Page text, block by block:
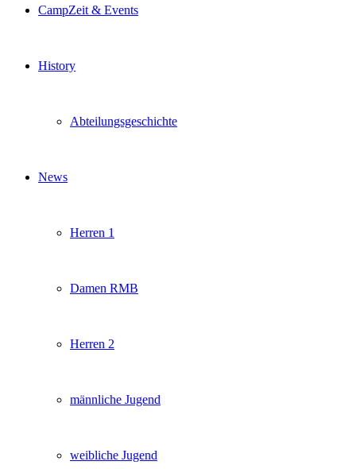
CampZeit & Events
History
Abteilungsgeschichte
News
Herren 1
Damen RMB
Herren 2
männliche Jugend
weibliche Jugend